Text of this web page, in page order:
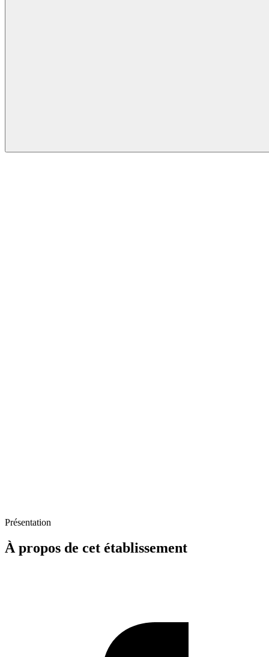
Présentation
À propos de cet établissement